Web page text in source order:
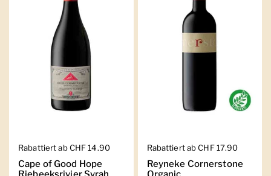
Regulärer Preis
Rabattiert ab CHF 14.90
Cape of Good Hope
Regulärer Preis
Rabattiert ab CHF 17.90
Reyneke Cornerstone